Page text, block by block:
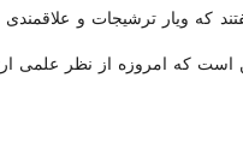
که ویار ترشیجات و
است که امروزه از نظر علمی